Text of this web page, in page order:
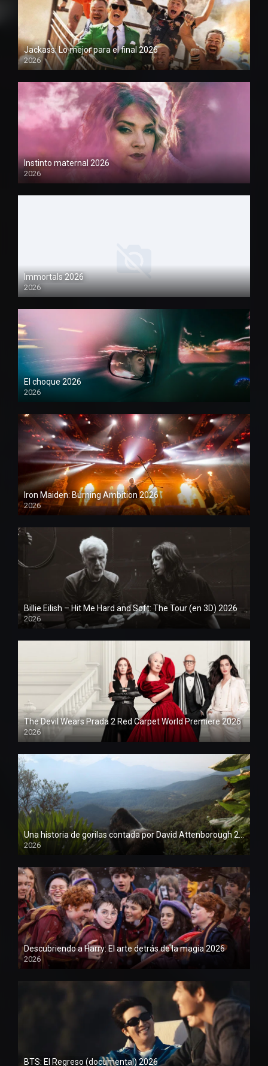
Jackass: Lo mejor para el final 2026
2026
1080P
Instinto maternal 2026
2026
1080P
Immortals 2026
2026
1080P
El choque 2026
2026
Iron Maiden: Burning Ambition 2026
2026
1080P
Billie Eilish – Hit Me Hard and Soft: The Tour (en 3D) 2026
2026
1080P
The Devil Wears Prada 2 Red Carpet World Premiere 2026
2026
1080P
Una historia de gorilas contada por David Attenborough 2026
2026
1080P
Descubriendo a Harry: El arte detrás de la magia 2026
2026
1080P
BTS: El Regreso (documental) 2026